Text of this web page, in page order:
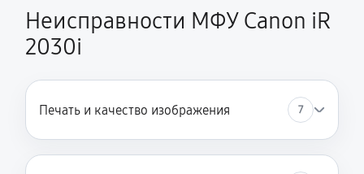
Неисправности МФУ Canon iR
2030i
Печать и качество изображения 7